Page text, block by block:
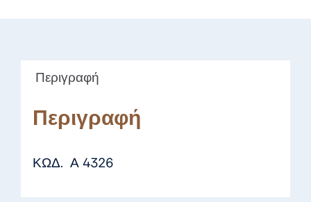
Περιγραφή
Περιγραφή
ΚΩΔ. Α 4326